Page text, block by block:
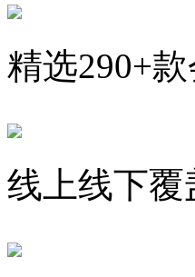
精选290+
线上线下